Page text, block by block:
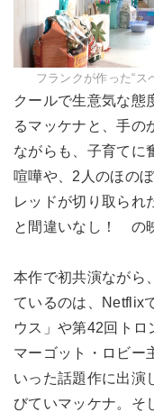
フランクが作った“ス
クールで生意気な態
るマッケナと、手の
ながらも、子育てに
喧嘩や、2人のほの
レッドが切り取られ
と間違いなし！ の
本作で初共演ながら
ているのは、Netflix
ウス」や第42回トロ
マーゴット・ロビー
いった話題作に出演
びていマッケナ。そ